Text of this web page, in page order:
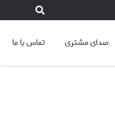
صدای مشتری تماس با ما